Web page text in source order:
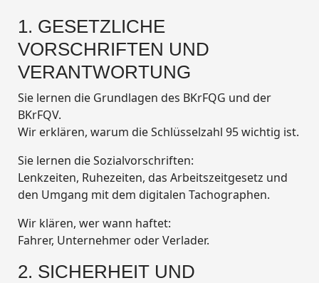
1. GESETZLICHE
VORSCHRIFTEN UND
VERANTWORTUNG
Sie lernen die Grundlagen des BKrFQG und der
BKrFQV.
Wir erklären, warum die Schlüsselzahl 95 wichtig ist.
Sie lernen die Sozialvorschriften:
Lenkzeiten, Ruhezeiten, das Arbeitszeitgesetz und
den Umgang mit dem digitalen Tachographen.
Wir klären, wer wann haftet:
Fahrer, Unternehmer oder Verlader.
2. SICHERHEIT UND